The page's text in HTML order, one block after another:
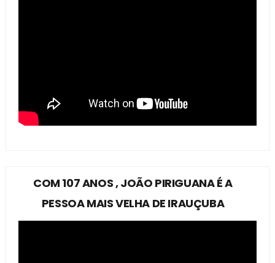
COM 107 ANOS , JOÃO PIRIGUANA É A
PESSOA MAIS VELHA DE IRAUÇUBA